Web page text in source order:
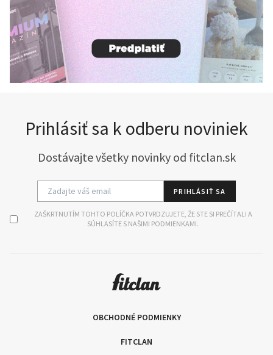
Prihlásiť sa k odberu noviniek
Dostávajte všetky novinky od fitclan.sk
PRIHLÁSIŤ SA
ZAŠKRTNUTÍM TOHTO POLÍČKA POTVRDZUJETE, ŽE STE SI PREČÍTALI A
SÚHLASÍTE S NAŠIMI PODMIENKAMI.
OBCHODNÉ PODMIENKY
FITCLAN